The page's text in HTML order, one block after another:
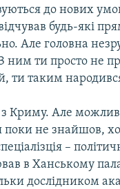
до нових
будь-які
Але головна
ним ти просто не
ти таким
Криму. Але
не знайшов,
–
в Ханському
дослідником